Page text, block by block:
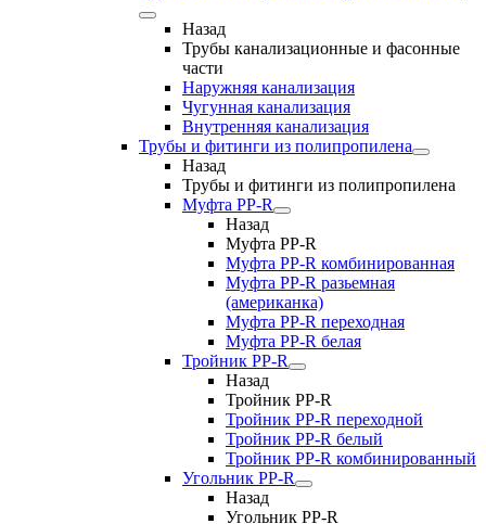
Назад
Трубы канализационные и фасонные
части
Наружняя канализация
Чугунная канализация
Внутренняя канализация
Трубы и фитинги из полипропилена
Назад
Трубы и фитинги из полипропилена
Муфта PP-R
Назад
Муфта PP-R
Муфта РР-R комбинированная
Муфта РР-R разьемная
(американка)
Муфта РР-R переходная
Муфта РР-R белая
Тройник PP-R
Назад
Тройник PP-R
Тройник РР-R переходной
Тройник РР-R белый
Тройник РР-R комбинированный
Угольник PP-R
Назад
Угольник PP-R